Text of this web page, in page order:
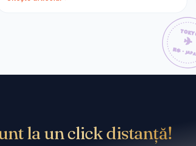
la un click distanță!